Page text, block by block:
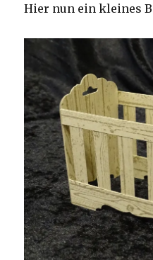
Hier nun ein kleines